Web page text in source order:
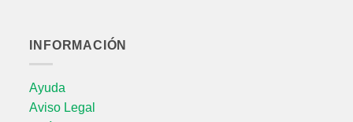
INFORMACIÓN
Ayuda
Aviso Legal